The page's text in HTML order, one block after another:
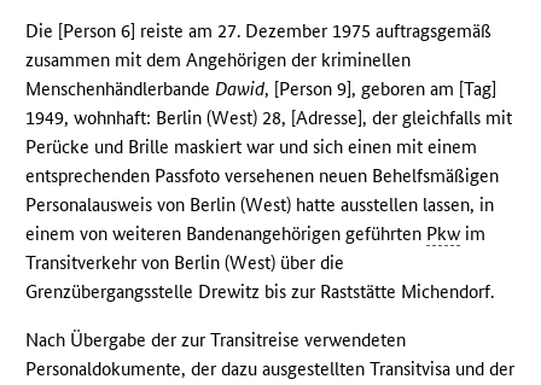
Die [Person 6] reiste am 27. Dezember 1975 auftragsgemäß
zusammen mit dem Angehörigen der kriminellen
MenschenhändlerbandeDawid, [Person 9], geboren am [Tag]
1949, wohnhaft: Berlin (West) 28, [Adresse], der gleichfalls mit
Perücke und Brille maskiert war und sich einen mit einem
entsprechenden Passfoto versehenen neuen Behelfsmäßigen
Personalausweis von Berlin (West) hatte ausstellen lassen, in
einem von weiteren Bandenangehörigen geführten Pkw im
Transitverkehr von Berlin (West) über die
Grenzübergangsstelle Drewitz bis zur Raststätte Michendorf.
Nach Übergabe der zur Transitreise verwendeten
Personaldokumente, der dazu ausgestellten Transitvisa und der